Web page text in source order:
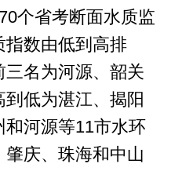
个省考断面水质监
指数由低到高排
名为河源、韶关
低为湛江、揭阳
河源等11市水环
庆、珠海和中山